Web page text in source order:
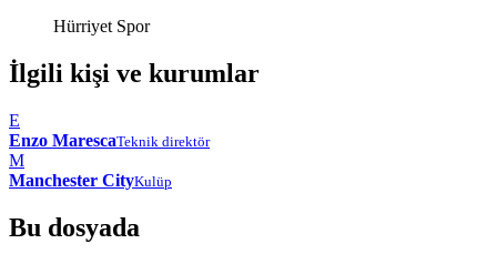
Hürriyet Spor
İlgili kişi ve kurumlar
E
Enzo MarescaTeknik direktör
M
Manchester CityKulüp
Bu dosyada